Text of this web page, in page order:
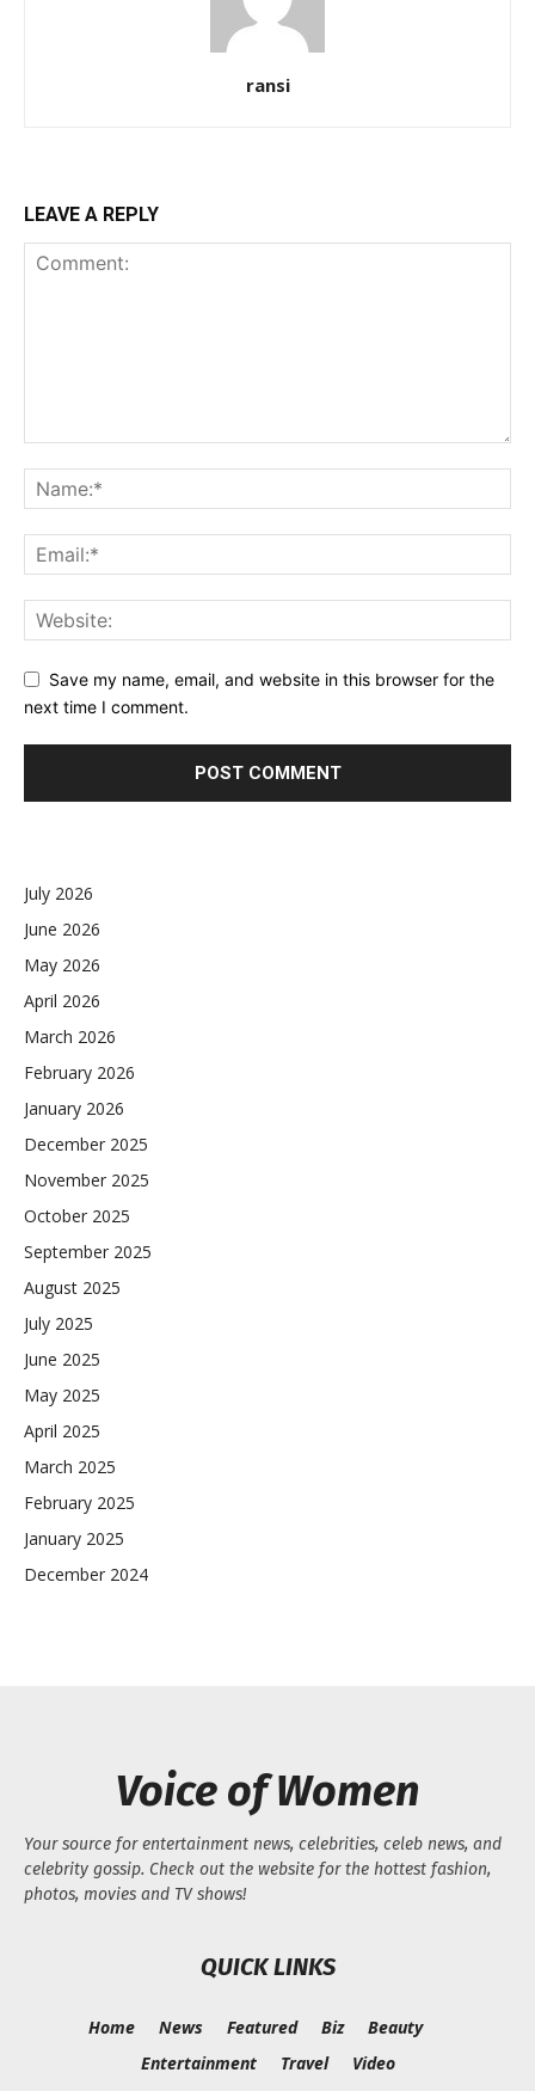
ransi
LEAVE A REPLY
Save my name, email, and website in this browser for the
next time I comment.
July 2026
June 2026
May 2026
April 2026
March 2026
February 2026
January 2026
December 2025
November 2025
October 2025
September 2025
August 2025
July 2025
June 2025
May 2025
April 2025
March 2025
February 2025
January 2025
December 2024
Voice of Women
Your source for entertainment news, celebrities, celeb news, and
celebrity gossip. Check out the website for the hottest fashion,
photos, movies and TV shows!
QUICK LINKS
Home News Featured Biz
Beauty
Entertainment
Travel Video